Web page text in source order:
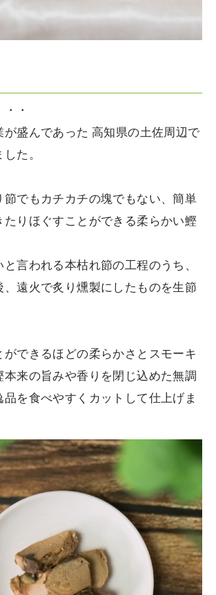
・
が盛んであった 高知県の土佐周辺で
た。
節でもカチカチの塊でもない、簡単
たりほぐすことができる柔らかい鰹
言われる本枯れ節の工程のうち、
、遠火で炙り燻製にしたものを生節
ができるほどの柔らかさとスモーキ
本来の旨みや香りを閉じ込めた無調
品を食べやすくカットして仕上げま